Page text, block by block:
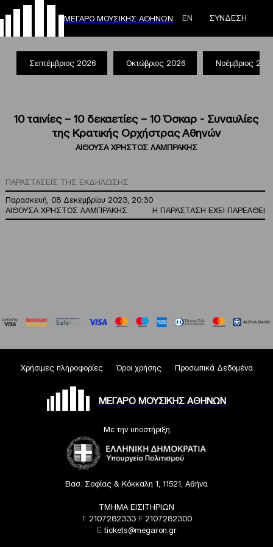
ΜΕΓΑΡΟ ΜΟΥΣΙΚΗΣ ΑΘΗΝΩΝ ΕΝ ΣΥΝΔΕΣΗ
Σεπτέμβριος 2026 Οκτώβριος 2026 Νοέμβριος
10 ταινίες – 10 δεκαετίες – 10 Όσκαρ - Συναυλίες
της Κρατικής Ορχήστρας Αθηνών
ΑΙΘΟΥΣΑ ΧΡΗΣΤΟΣ ΛΑΜΠΡΑΚΗΣ
ΠΑΡΑΣΤΑΣΕΙΣ ΤΗΣ ΕΚΔΗΛΩΣΗΣ
Παρασκευή, 08 Δεκεμβρίου 2023, 20:30
Η ΠΑΡΑΣΤΑΣΗ ΕΧΕΙ ΠΑΡΕΛΘΕΙ
ΑΙΘΟΥΣΑ ΧΡΗΣΤΟΣ ΛΑΜΠΡΑΚΗΣ
Χρήσιμες πληροφορίες Όροι χρήσης Προσωπικά Δεδομένα
ΜΕΓΑΡΟ ΜΟΥΣΙΚΗΣ ΑΘΗΝΩΝ
Με την υποστήριξη
Βασ. Σοφίας & Κόκκαλη 1, 11521, Αθήνα
ΤΜΗΜΑ ΕΙΣΙΤΗΡΙΩΝ
T 2107282333 F 2107282300
Etickets@megaron.gr